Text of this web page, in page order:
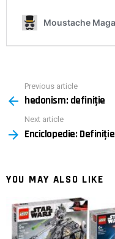
more
Previous article
hedonism: definiție
Next article
Enciclopedie: Definiție
YOU MAY ALSO LIKE